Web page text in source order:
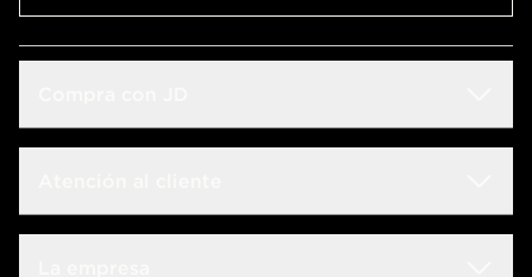
Buscador de tiendas